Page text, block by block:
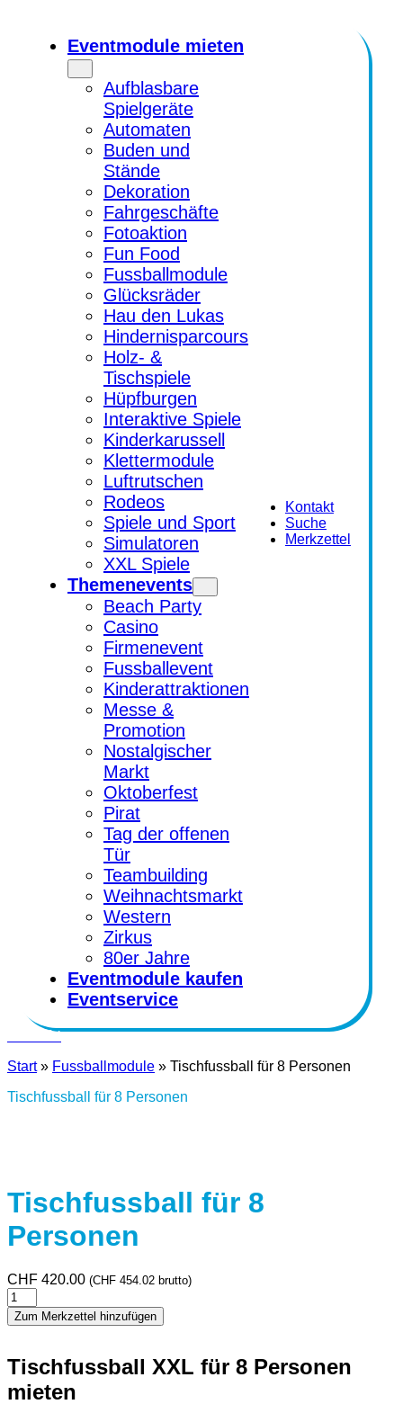
Eventmodule mieten
Aufblasbare
Spielgeräte
Automaten
Buden und
Stände
Dekoration
Fahrgeschäfte
Fotoaktion
Fun Food
Fussballmodule
Glücksräder
Hau den Lukas
Hindernisparcours
Holz- &
Tischspiele
Hüpfburgen
Interaktive Spiele
Kinderkarussell
Klettermodule
Luftrutschen
Rodeos
Spiele und Sport
Simulatoren
XXL Spiele
Themenevents
Beach Party
Casino
Firmenevent
Fussballevent
Kinderattraktionen
Messe &
Promotion
Nostalgischer
Markt
Oktoberfest
Pirat
Tag der offenen
Tür
Teambuilding
Weihnachtsmarkt
Western
Zirkus
80er Jahre
Eventmodule kaufen
Eventservice
Kontakt
Suche
Merkzettel
Kontakt
Start» Fussballmodule » Tischfussball für 8 Personen
Tischfussball für 8 Personen
Tischfussball für 8
Personen
CHF 420.00 (CHF 454.02 brutto)
Tischfussball
für
8
Menge
Zum Merkzettel hinzufügen
Tischfussball XXL für 8 Personen
mieten